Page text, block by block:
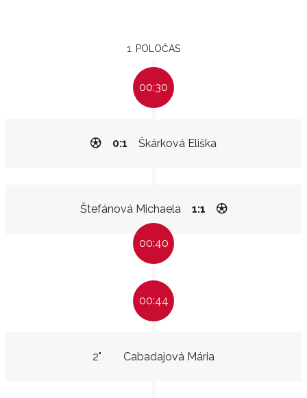
1. POLOČAS
00:30
Škárková Eliška
0:1
Štefánová Michaela 1:1
00:40
00:44
Cabadajová Mária
2"